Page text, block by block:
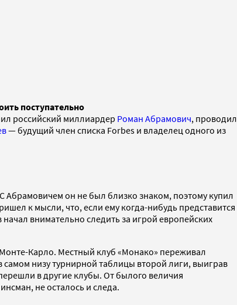
поступательно
российский миллиардер Роман Абрамович, проводил
— будущий член списка Forbes и владелец одного из
он не был близко знаком, поэтому купил
к мысли, что, если ему когда-нибудь представится
внимательно следить за игрой европейских
Карло. Местный клуб «Монако» переживал
низу турнирной таблицы второй лиги, выиграв
в другие клубы. От былого величия
не осталось и следа.